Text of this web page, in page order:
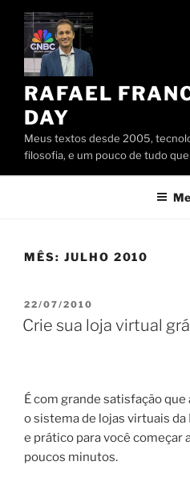
Pular
conteúdo
RAFAEL
DAY
Meus textos desde 2005,
filosofia, e um pouco de tudo
MÊS: JULHO 2010
PUBLICADO
EM
22/07/2010
Crie sua loja virtual
É com grande satisfação
o sistema de lojas virtuais
e prático para você começar
poucos minutos.